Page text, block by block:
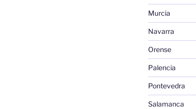
Murcia
Navarra
Orense
Palencia
Pontevedra
Salamanca